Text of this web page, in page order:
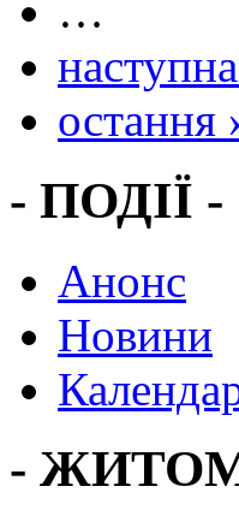
…
остання
- ПОДІЇ -
Анонс
Новини
-